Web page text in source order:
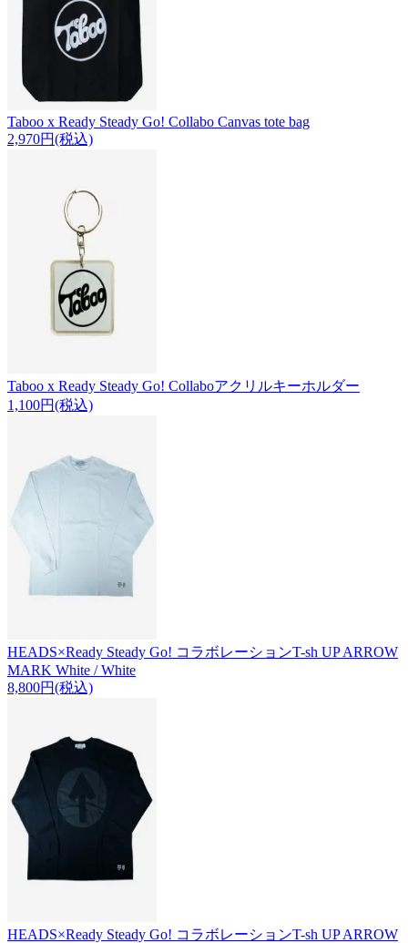
Taboo x Ready Steady Go! Collabo Canvas tote bag
2,970円(税込)
Taboo x Ready Steady Go! Collaboアクリルキーホルダー
1,100円(税込)
HEADS×Ready Steady Go! コラボレーションT-sh UP ARROW
MARK White / White
8,800円(税込)
HEADS×Ready Steady Go! コラボレーションT-sh UP ARROW